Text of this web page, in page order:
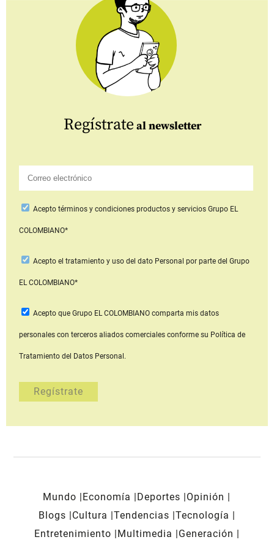
Regístrate al newsletter
Aceptotérminos y condiciones productos y serviciosGrupo EL
COLOMBIANO*
Acepto el tratamiento y uso del dato Personal por parte del Grupo
EL COLOMBIANO*
Acepto que Grupo EL COLOMBIANOcomparta mis datos
personales con terceros aliados comerciales conforme su Política de
Tratamiento del Datos Personal.
Mundo Economía Deportes
Opinión
Blogs
Cultura Tendencias Tecnología
Entretenimiento
Multimedia
Generación